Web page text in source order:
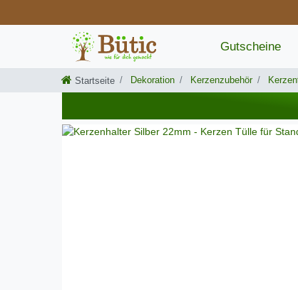
Gutscheine
Startseite Dekoration Kerzenzubehör